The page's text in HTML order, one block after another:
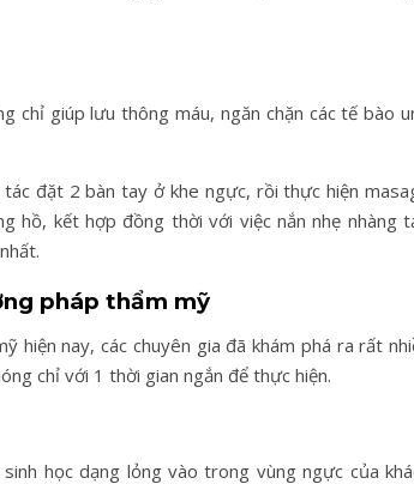
chỉ giúp lưu thông máu, ngăn chặn các tế bào
đặt 2 bàn tay ở khe ngực, rồi thực hiện
kết hợp đồng thời với việc nắn nhẹ nhàng
pháp thẩm mỹ
hiện nay, các chuyên gia đã khám phá ra rất
chỉ với 1 thời gian ngắn để thực hiện.
học dạng lỏng vào trong vùng ngực của